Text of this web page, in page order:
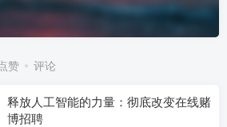
赞 评论
释放人工智能的力量：彻底改变在线赌
博招聘